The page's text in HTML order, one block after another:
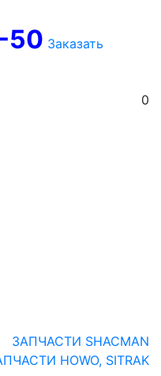
50 Заказать
0
ЗАПЧАСТИ SHACMAN
HOWO, SITRAK